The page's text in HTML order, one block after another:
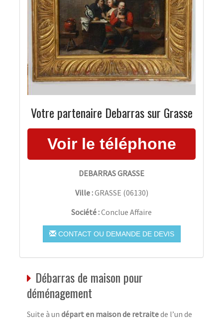
Votre partenaire Debarras sur Grasse
DEBARRAS GRASSE
Ville :GRASSE (06130)
Société :Conclue Affaire
CONTACT OU DEMANDE DE DEVIS
Débarras de maison pour
déménagement
Suite à un départ en maison de retraitede l’un de